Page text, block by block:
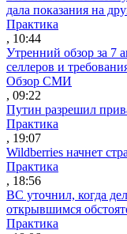
дала показания на
Практика
, 10:44
Утренний обзор за 7
селлеров и
Обзор СМИ
, 09:22
Путин разрешил
Практика
, 19:07
Wildberries начнет
Практика
, 18:56
ВС уточнил, когда
открывшимся
Практика